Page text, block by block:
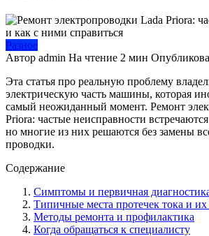
Разное
Автор admin На чтение 2 мин
Эта статья про реальную проблему
электрическую часть машины, которая
самый неожиданный момент. Ремонт
Priora: частые неисправности
но многие из них решаются без замены
проводки.
Содержание
Симптомы и первичная
Типичные места протечек тока и
Методы ремонта и профилактика
Когда обращаться к специалисту